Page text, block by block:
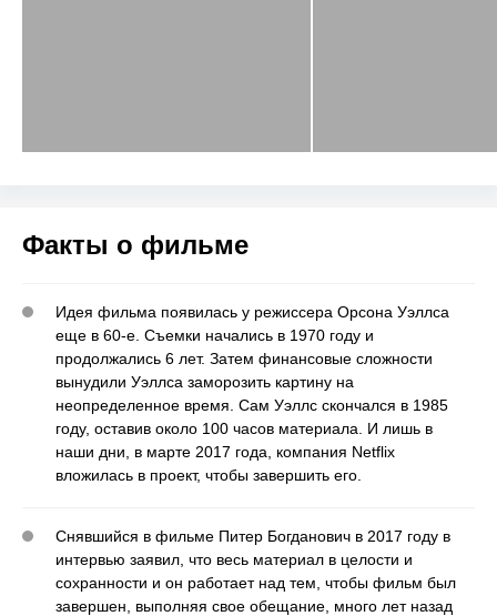
Факты о фильме
Идея фильма появилась у режиссера Орсона Уэллса
еще в 60-е. Съемки начались в 1970 году и
продолжались 6 лет. Затем финансовые сложности
вынудили Уэллса заморозить картину на
неопределенное время. Сам Уэллс скончался в 1985
году, оставив около 100 часов материала. И лишь в
наши дни, в марте 2017 года, компания Netflix
вложилась в проект, чтобы завершить его.
Снявшийся в фильме Питер Богданович в 2017 году в
интервью заявил, что весь материал в целости и
сохранности и он работает над тем, чтобы фильм был
завершен, выполняя свое обещание, много лет назад